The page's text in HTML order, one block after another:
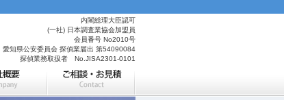
内閣総理大臣認可
(一社) 日本調査業協会加盟員
会員番号 No2010号
愛知県公安委員会 探偵業届出 第54090084
探偵業務取扱者 No.JISA2301-0101